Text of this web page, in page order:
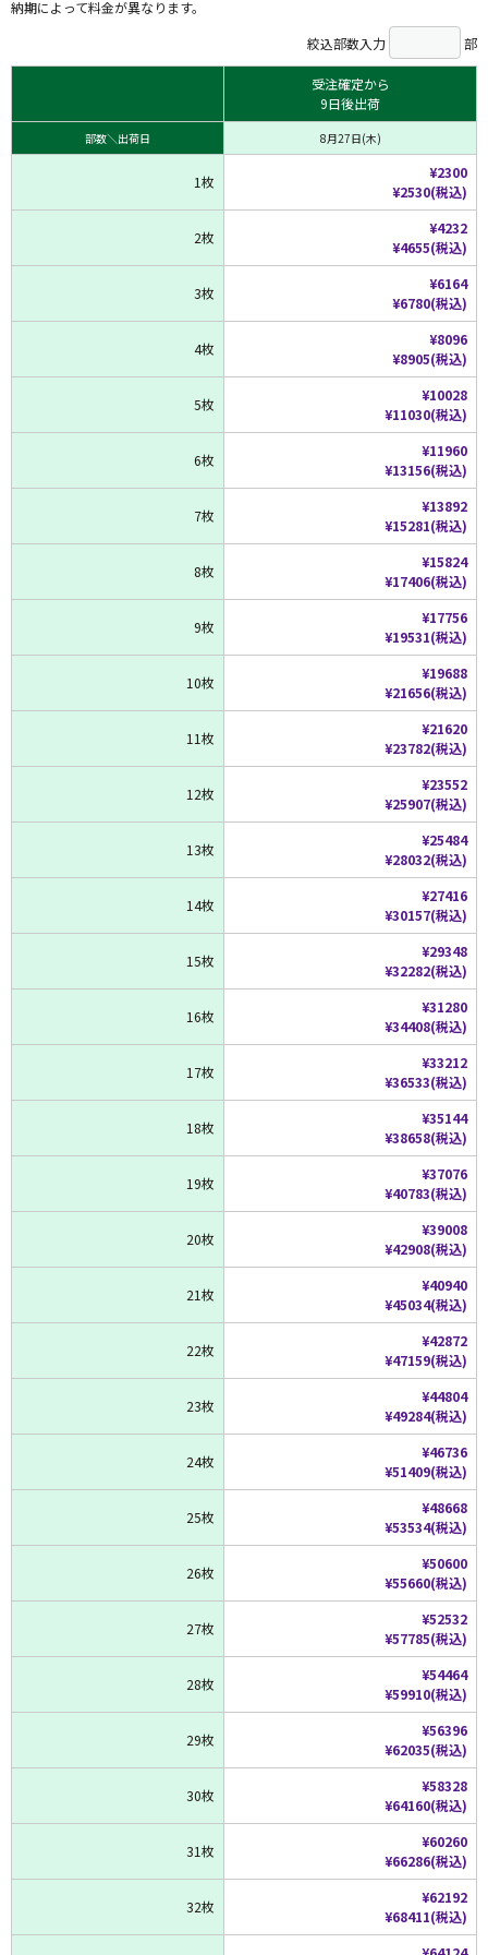
納期によって料金が異なります。
絞込部数入力
部
受注確定から
9日後出荷
部数＼出荷日 8月27日(木)
1枚
¥2300
¥2530(税込)
2枚
¥4232
¥4655(税込)
3枚
¥6164
¥6780(税込)
4枚
¥8096
¥8905(税込)
5枚
¥10028
¥11030(税込)
6枚
¥11960
¥13156(税込)
7枚
¥13892
¥15281(税込)
8枚
¥15824
¥17406(税込)
9枚
¥17756
¥19531(税込)
10枚
¥19688
¥21656(税込)
11枚
¥21620
¥23782(税込)
12枚
¥23552
¥25907(税込)
13枚
¥25484
¥28032(税込)
14枚
¥27416
¥30157(税込)
15枚
¥29348
¥32282(税込)
16枚
¥31280
¥34408(税込)
17枚
¥33212
¥36533(税込)
18枚
¥35144
¥38658(税込)
19枚
¥37076
¥40783(税込)
20枚
¥39008
¥42908(税込)
21枚
¥40940
¥45034(税込)
22枚
¥42872
¥47159(税込)
23枚
¥44804
¥49284(税込)
24枚
¥46736
¥51409(税込)
25枚
¥48668
¥53534(税込)
26枚
¥50600
¥55660(税込)
27枚
¥52532
¥57785(税込)
28枚
¥54464
¥59910(税込)
29枚
¥56396
¥62035(税込)
30枚
¥58328
¥64160(税込)
31枚
¥60260
¥66286(税込)
32枚
¥62192
¥68411(税込)